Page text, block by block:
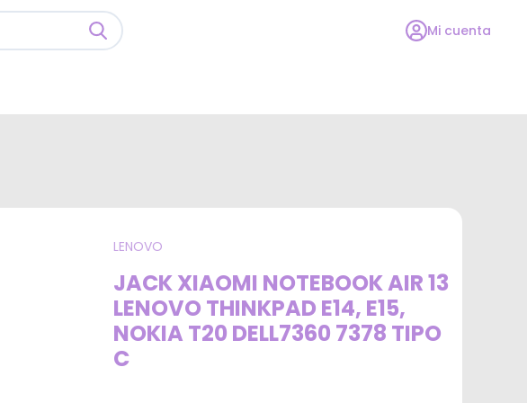
Mi cuenta
LENOVO
JACK XIAOMI NOTEBOOK AIR 13
LENOVO THINKPAD E14, E15,
NOKIA T20 DELL7360 7378 TIPO
C